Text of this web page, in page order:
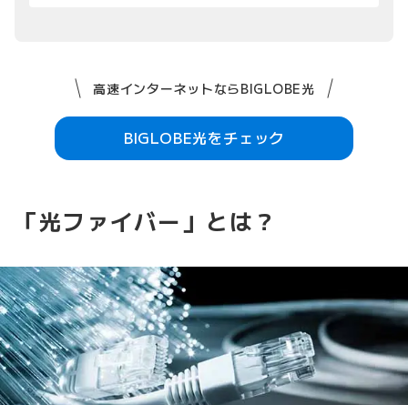
高速インターネットならBIGLOBE光
BIGLOBE光をチェック
「光ファイバー」とは？